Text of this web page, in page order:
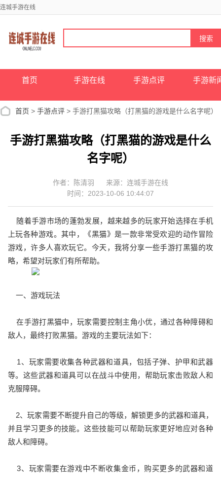
连城手游在线
首页 手游在线 手游点评 手游新
首页 > 手游点评 > 手游打黑猫攻略（打黑猫的游戏是什么名字呢）
手游打黑猫攻略（打黑猫的游戏是什么
名字呢）
作者：陈清羽
来源：连城手游在线
时间：2023-10-06 10:44:07
随着手游市场的蓬勃发展，越来越多的玩家开始选择在手机
上玩各种游戏。其中，《黑猫》是一款非常受欢迎的动作冒险
游戏，许多人喜欢玩它。今天，我将分享一些手游打黑猫的攻
略，希望对玩家们有所帮助。
一、游戏玩法
在手游打黑猫中，玩家需要控制主角小优，通过各种障碍和
敌人，最终打败黑猫。游戏的主要玩法如下：
1、玩家需要收集各种武器和道具，包括子弹、护甲和武器
等。这些武器和道具可以在战斗中使用，帮助玩家击败敌人和
克服障碍。
2、玩家需要不断提升自己的等级，解锁更多的武器和道具，
并且学习更多的技能。这些技能可以帮助玩家更好地应对各种
敌人和障碍。
3、玩家需要在游戏中不断收集金币，购买更多的武器和道